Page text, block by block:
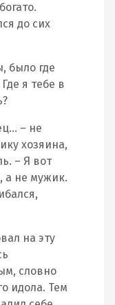
до сих
было где
я тебе в
– не
хозяина,
– Я вот
а не мужик.
на эту
словно
идола. Тем